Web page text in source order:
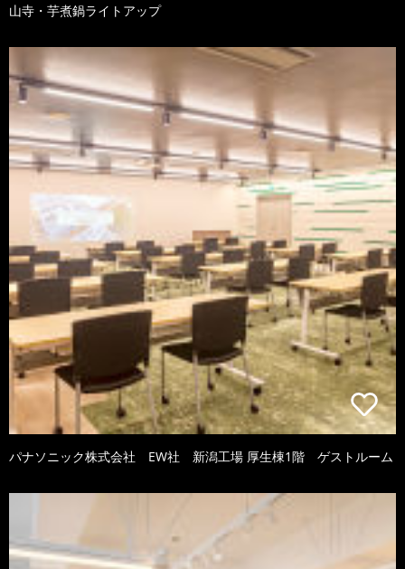
山寺・芋煮鍋ライトアップ
パナソニック株式会社 EW社 新潟工場 厚生棟1階 ゲストルーム